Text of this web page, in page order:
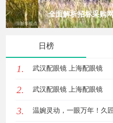
全面解析招标采购网在现代采
日榜
1. 武汉配眼镜 上海配眼镜
2. 武汉配眼镜 上海配眼镜
3. 温婉灵动，一眼万年！久